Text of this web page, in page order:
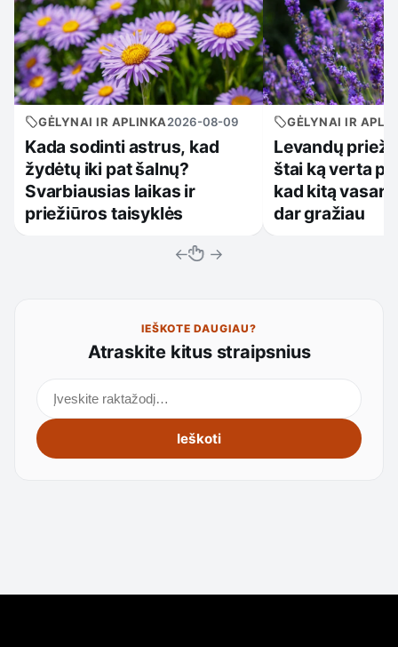
GĖLYNAI IR APLINKA2026-08-09
Kada sodinti astrus, kad
žydėtų iki pat šalnų?
Svarbiausias laikas ir
priežiūros taisyklės
GĖLYNAI IR
Levandų
štai ką verta
kad kitą
dar gražiau
← →
IEŠKOTE DAUGIAU?
Atraskite kitus straipsnius
Ieškoti